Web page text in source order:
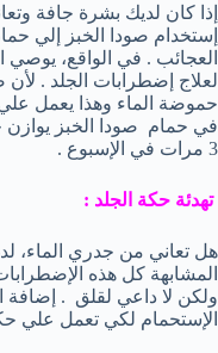
إذا كان لديك بشرة جافة
إستخدام صودا الخبز إلي
العجائب . في الواقع، يوصي
لعلاج إضطرابات الجلد .
حموضة الماء وهذا يعمل
في حمام صودا الخبز
3 مرات في الإسبوع .
تهدئة حكة الجلد :
هل تعاني من جدري الماء،
المشابهة كل هذه
ولكن لا داعي لقلق . إضافة
الإستحمام لكي تعمل علي